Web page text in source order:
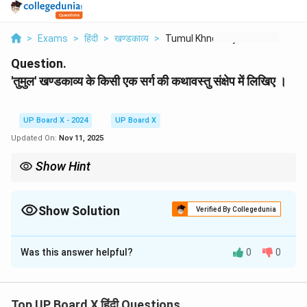
> Exams > हिंदी > खण्डकाव्य > Tumul Khndkavy Ke Ki...
Question.
'तुमुल' खण्डकाव्य के किसी एक सर्ग की कथावस्तु संक्षेप में लिखिए ।
UP Board X - 2024
UP Board X
Updated On: Nov 11, 2025
Show Hint
प्रस्तुत करें।
Show Solution Verified By Collegedunia
Solution and Explanation
'मेघनाद-वध' सर्ग की कथावस्तु
Was this answer helpful? 0 0